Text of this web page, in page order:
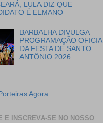
LULA DIZ QUE
É ELMANO
BARBALHA DIVULGA
PROGRAMAÇÃO OFICIAL
DA FESTA DE SANTO
ANTÔNIO 2026
Agora
E INSCREVA-SE NO NOSSO